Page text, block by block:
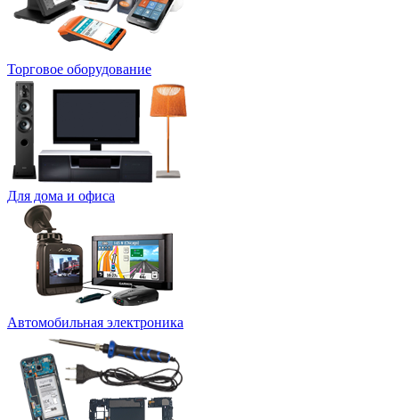
Торговое оборудование
Для дома и офиса
Автомобильная электроника